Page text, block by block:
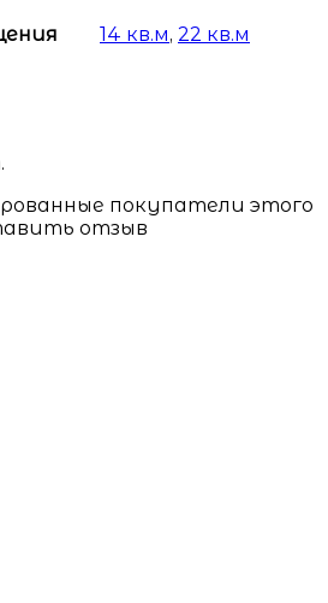
14 кв.м, 22 кв.м
покупатели этого
отзыв